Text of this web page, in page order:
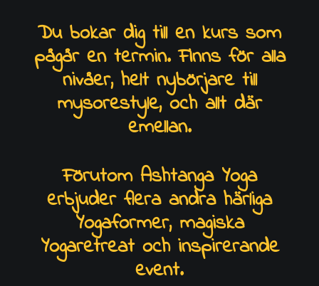
Du bokar dig till en kurs som
pågår en termin. Finns för alla
nivåer, helt nybörjare till
mysorestyle, och allt där
emellan.
Förutom Ashtanga Yoga
erbjuder flera andra härliga
Yogaformer, magiska
Yogaretreat och inspirerande
event.